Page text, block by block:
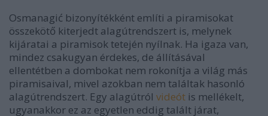
Osmanagić bizonyítékként említi a piramisokat
összekötő kiterjedt alagútrendszert is, melynek
kijáratai a piramisok tetején nyílnak. Ha igaza van,
mindez csakugyan érdekes, de állításával
ellentétben a dombokat nem rokonítja a világ más
piramisaival, mivel azokban nem találtak hasonló
alagútrendszert. Egy alagútról videót is mellékelt,
ugyanakkor ez az egyetlen eddig talált járat,